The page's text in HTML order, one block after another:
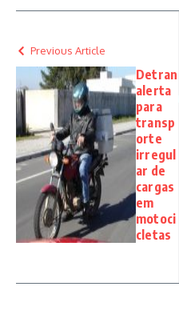
Previous Article
Detran
alerta
para
transp
orte
irregul
ar de
cargas
em
motoci
cletas